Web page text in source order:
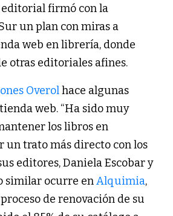
editorial firmó con la
un plan con miras a
web en librería, donde
otras editoriales afines.
Overolhace algunas
web. “Ha sido muy
los libros en
un trato más directo con los
editores, Daniela Escobar y
similar ocurre enAlquimia,
de renovación de su